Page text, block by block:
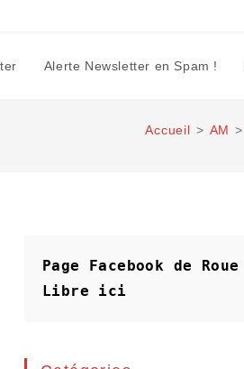
Alerte Newsletter en Spam !
Accueil > AM >
Page Facebook de Roue
Libre
ici